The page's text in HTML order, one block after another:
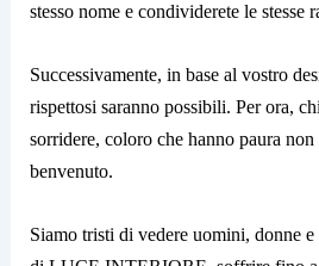
stesso nome e condividerete le stesse
Successivamente, in base al vostro
rispettosi saranno possibili. Per ora,
sorridere, coloro che hanno paura
benvenuto.
Siamo tristi di vedere uomini, donne